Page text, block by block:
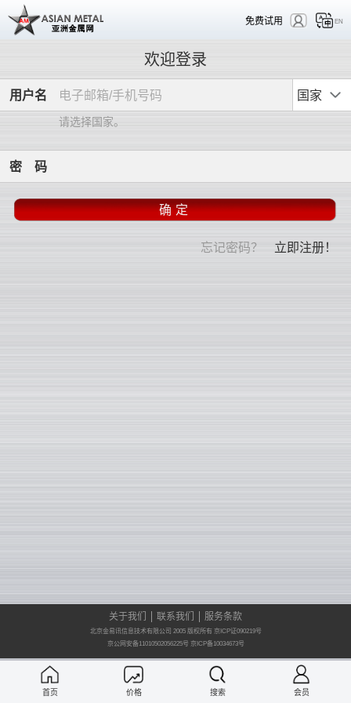
免费试用 EN
欢迎登录
用户名 国家
请选择国家。
密 码
忘记密码？ 立即注册！
首页 价格 搜索 会员
关于我们 联系我们 服务条款
北京金易讯信息技术有限公司 2005 版权所有 京ICP证090219号
京公网安备11010502056225号京ICP备10034673号